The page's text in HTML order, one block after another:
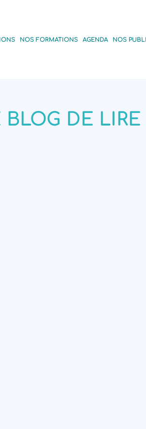
NOS FORMATIONS AGENDA NOS
BLOG DE LIRE